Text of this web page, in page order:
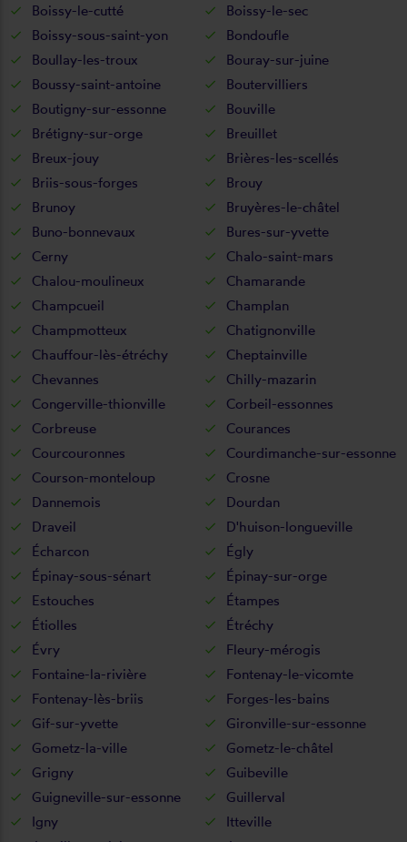
Boissy-le-cutté
Boissy-le-sec
Boissy-sous-saint-yon
Bondoufle
Boullay-les-troux
Bouray-sur-juine
Boussy-saint-antoine
Boutervilliers
Boutigny-sur-essonne
Bouville
Brétigny-sur-orge
Breuillet
Breux-jouy
Brières-les-scellés
Briis-sous-forges
Brouy
Brunoy
Bruyères-le-châtel
Buno-bonnevaux
Bures-sur-yvette
Cerny
Chalo-saint-mars
Chalou-moulineux
Chamarande
Champcueil
Champlan
Champmotteux
Chatignonville
Chauffour-lès-étréchy
Cheptainville
Chevannes
Chilly-mazarin
Congerville-thionville
Corbeil-essonnes
Corbreuse
Courances
Courcouronnes
Courdimanche-sur-essonne
Courson-monteloup
Crosne
Dannemois
Dourdan
Draveil
D'huison-longueville
Écharcon
Égly
Épinay-sous-sénart
Épinay-sur-orge
Estouches
Étampes
Étiolles
Étréchy
Évry
Fleury-mérogis
Fontaine-la-rivière
Fontenay-le-vicomte
Fontenay-lès-briis
Forges-les-bains
Gif-sur-yvette
Gironville-sur-essonne
Gometz-la-ville
Gometz-le-châtel
Grigny
Guibeville
Guigneville-sur-essonne
Guillerval
Igny
Itteville